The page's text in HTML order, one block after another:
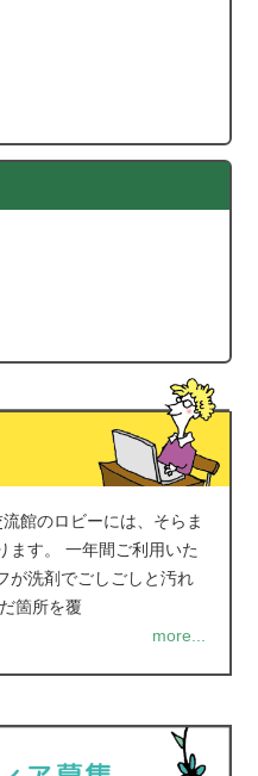
館のロビーには、そらま
ます。 一年間ご利用いた
が洗剤でごしごしと汚れ
箇所を覆
more...